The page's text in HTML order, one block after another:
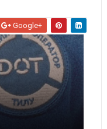
Google+